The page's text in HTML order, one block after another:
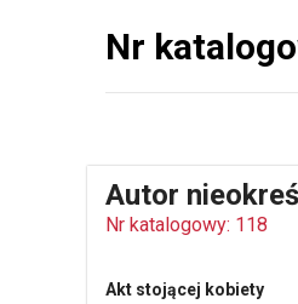
Nr
Autor
Nr katalogowy: 118
Akt stojącej kobiety